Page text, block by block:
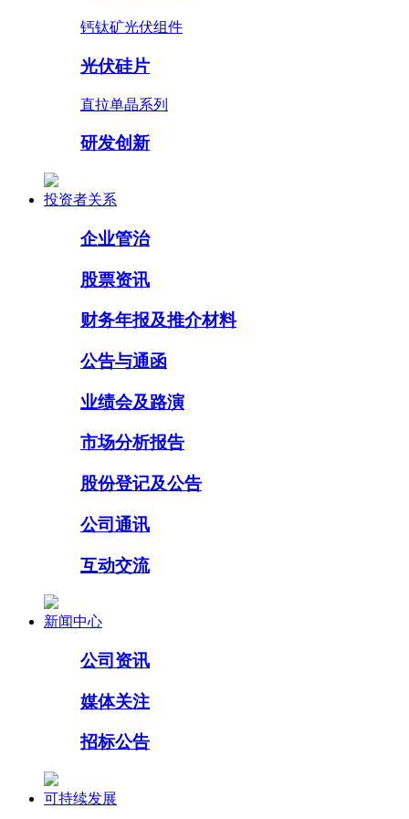
钙钛矿光伏组件
光伏硅片
直拉单晶系列
研发创新
投资者关系
企业管治
股票资讯
财务年报及推介材料
公告与通函
业绩会及路演
市场分析报告
股份登记及公告
公司通讯
互动交流
新闻中心
公司资讯
媒体关注
招标公告
可持续发展